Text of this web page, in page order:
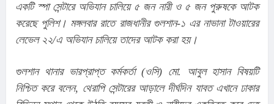
একটি স্পা সেন্টারে অভিযান চালিয়ে ৫ জন নারী ও ৫ জন পুরুষকে আটক
করেছে পুলিশ। মঙ্গলবার রাতে রাজধানীর গুলশান-১ এর নাভানা টাওয়ারের
লেভেল ২২/এ অভিযান চালিয়ে তাদের আটক করা হয়।
গুলশান থানার ভারপ্রাপ্ত কর্মকর্তা (ওসি) মো. আবুল হাসান বিষয়টি
নিশ্চিত করে বলেন, থেরাপি সেন্টারের আড়ালে দীর্ঘদিন যাবত এখানে ঢাকার